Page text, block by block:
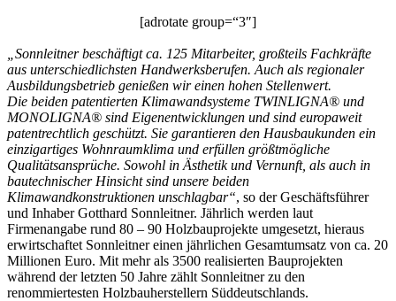
[adrotate group=“3″]
„Sonnleitner beschäftigt ca. 125 Mitarbeiter, großteils Fachkräfte
aus unterschiedlichsten Handwerksberufen. Auch als regionaler
Ausbildungsbetrieb genießen wir einen hohen Stellenwert.
Die beiden patentierten Klimawandsysteme TWINLIGNA® und
MONOLIGNA® sind Eigenentwicklungen und sind europaweit
patentrechtlich geschützt. Sie garantieren den Hausbaukunden ein
einzigartiges Wohnraumklima und erfüllen größtmögliche
Qualitätsansprüche. Sowohl in Ästhetik und Vernunft, als auch in
bautechnischer Hinsicht sind unsere beiden
Klimawandkonstruktionen unschlagbar“, so der Geschäftsführer
und Inhaber Gotthard Sonnleitner. Jährlich werden laut
Firmenangabe rund 80 – 90 Holzbauprojekte umgesetzt, hieraus
erwirtschaftet Sonnleitner einen jährlichen Gesamtumsatz von ca. 20
Millionen Euro. Mit mehr als 3500 realisierten Bauprojekten
während der letzten 50 Jahre zählt Sonnleitner zu den
renommiertesten Holzbauherstellern Süddeutschlands.